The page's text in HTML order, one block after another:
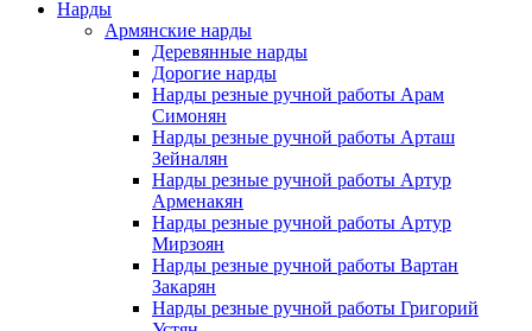
Нарды
Армянские нарды
Деревянные нарды
Дорогие нарды
Нарды резные ручной работы Арам
Симонян
Нарды резные ручной работы Арташ
Зейналян
Нарды резные ручной работы Артур
Арменакян
Нарды резные ручной работы Артур
Мирзоян
Нарды резные ручной работы Вартан
Закарян
Нарды резные ручной работы Григорий